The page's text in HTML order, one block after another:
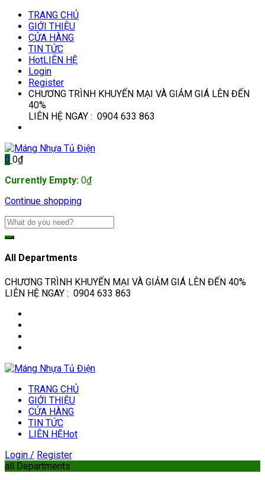
TRANG CHỦ
GIỚI THIỆU
CỬA HÀNG
TIN TỨC
HotLIÊN HỆ
Login
Register
CHƯƠNG TRÌNH KHUYẾN MẠI VÀ GIẢM GIÁ LÊN ĐẾN
40%
LIÊN HỆ NGAY : 0904 633 863
0 0₫
Currently Empty: 0₫
Continue shopping
All Departments
CHƯƠNG TRÌNH KHUYẾN MẠI VÀ GIẢM GIÁ LÊN ĐẾN 40%
LIÊN HỆ NGAY : 0904 633 863
TRANG CHỦ
GIỚI THIỆU
CỬA HÀNG
TIN TỨC
LIÊN HỆHot
Login / Register
all Departments